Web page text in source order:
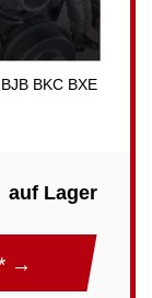
BKC BXE
auf Lager